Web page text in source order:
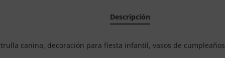
Descripción
canina, decoración para fiesta infantil, vasos de cumpleaños